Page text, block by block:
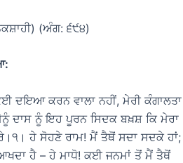
(ਅੰਗ: ੬੯੪)
ਦਇਆ ਕਰਨ ਵਾਲਾ ਨਹੀਂ, ਮੇਰੀ ਕੰਗਾਲਤਾ
ਦਾਸ ਨੂੰ ਇਹ ਪੂਰਨ ਸਿਦਕ ਬਖ਼ਸ਼ ਕਿ ਮੇਰਾ
ਹੇ ਸੋਹਣੇ ਰਾਮ! ਮੈਂ ਤੈਥੋਂ ਸਦਾ ਸਦਕੇ ਹਾਂ;
ਹੈ – ਹੇ ਮਾਧੋ! ਕਈ ਜਨਮਾਂ ਤੋਂ ਮੈਂ ਤੈਥੋਂ